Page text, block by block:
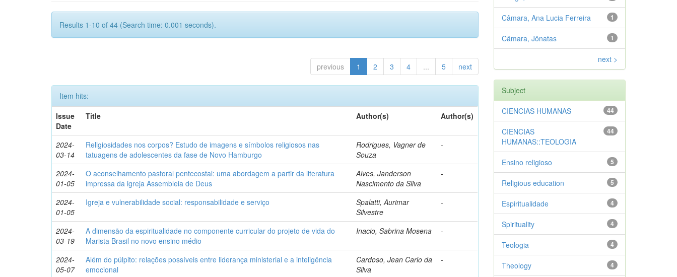
Results 1-10 of 44 (Search time: 0.001 seconds).
previous 1 2 3 4 ... 5 next
Item hits:
Issue
Date
Title Author(s) Author(s)
2024-
03-14
Religiosidades nos corpos? Estudo de imagens e símbolos religiosos nas
tatuagens de adolescentes da fase de Novo Hamburgo
Rodrigues, Vagner de
Souza
-
2024-
01-05
O aconselhamento pastoral pentecostal: uma abordagem a partir da literatura
impressa da igreja Assembleia de Deus
Alves, Janderson
Nascimento da Silva
-
2024-
01-05
Igreja e vulnerabilidade social: responsabilidade e serviço
Spalatti, Aurimar
Silvestre
-
2024-
03-19
A dimensão da espiritualidade no componente curricular do projeto de vida do
Marista Brasil no novo ensino médio
Inacio, Sabrina Mosena -
2024-
05-07
Além do púlpito: relações possíveis entre liderança ministerial e a inteligência
emocional
Cardoso, Jean Carlo da
Silva
-
1
Câmara, Ana Lucia Ferreira
1
Câmara, Jônatas
next >
Subject
44
CIENCIAS HUMANAS
44
CIENCIAS
HUMANAS::TEOLOGIA
5
Ensino religioso
5
Religious education
4
Espiritualidade
4
Spirituality
4
Teologia
4
Theology